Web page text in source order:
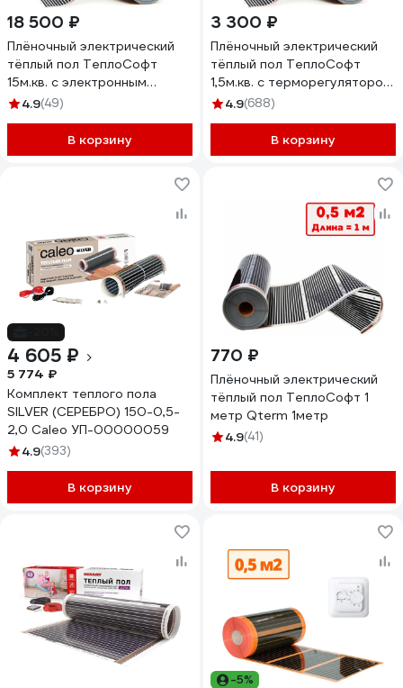
18 500 ₽
Плёночный электрический
тёплый пол ТеплоСофт
15м.кв. с электронным
терморегулятором плёнка
4.9(49)
В корзину
3 300 ₽
Плёночный электрический
тёплый пол ТеплоСофт
1,5м.кв. с терморегулятором
плёнка 1,5м.кв.
4.9(688)
В корзину
4 605 ₽
5 774 ₽
Комплект теплого пола
SILVER (СЕРЕБРО) 150-0,5-
2,0 Caleo УП-00000059
4.9(393)
В корзину
770 ₽
Плёночный электрический
тёплый пол ТеплоСофт 1
метр Qterm 1метр
4.9(41)
В корзину
-5%